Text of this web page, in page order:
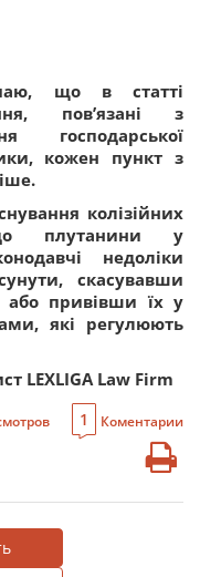
що в статті
пов’язані з
господарської
кожен пункт з
колізійних
плутанини у
недоліки
скасувавши
або привівши їх у
які регулюють
LEXLIGA Law Firm
1 Коментарии